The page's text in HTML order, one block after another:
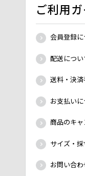
ご利用
会員登録
配送につい
送料・決
お支払い
商品のキ
サイズ・
お問い合